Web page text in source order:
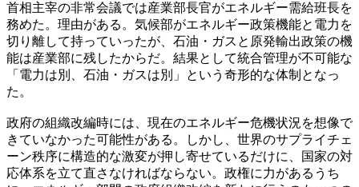
首相主宰の非常会議では産業部長官がエネルギー需給班長を
務めた。理由がある。気候部がエネルギー政策機能と電力を
切り離して持っていったが、石油・ガスと原発輸出政策の機
能は産業部に残したからだ。結果として統合管理が不可能な
「電力は別、石油・ガスは別」という奇形的な体制となっ
た。
政府の組織改編時には、現在のエネルギー危機状況を想像で
きていなかった可能性がある。しかし、世界のサプライチェ
ーン秩序に構造的な激変が押し寄せているだけに、国家の対
応体系を立て直さなければならない。政権に力があるうち